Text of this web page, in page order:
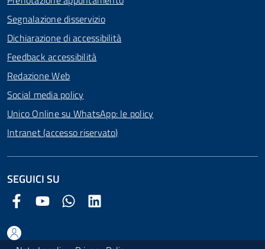
Segnalazione disservizio
Dichiarazione di accessibilità
Feedback accessibilità
Redazione Web
Social media policy
Unico Online su WhatsApp: le policy
Intranet (accesso riservato)
SEGUICI SU
Facebook Comune di Arezzo
Youtube Comune di Arezzo
Twitter Comune di Arezzo